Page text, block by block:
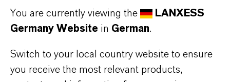
You are currently viewing the
LANXESS
Germany Website in German.
Switch to your local country website to ensure
you receive the most relevant products,